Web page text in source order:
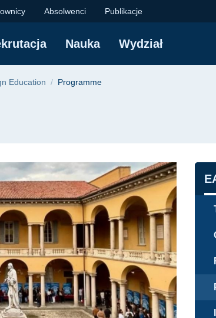
Absolwenci Publikacje
Nauka Wydział
Education Programme